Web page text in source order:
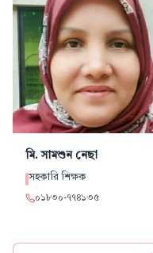
মি. সামশুন নেছা
সহকারি শিক্ষক
০১৮৩০-৭৭৪১৩৫